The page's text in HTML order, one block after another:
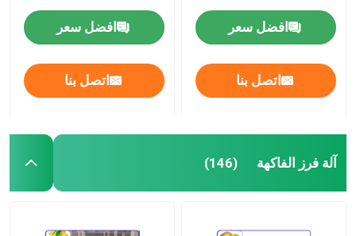
افضل سعر
اتصل بنا
افضل سعر
اتصل بنا
آلة فرز الفاكهة (146)